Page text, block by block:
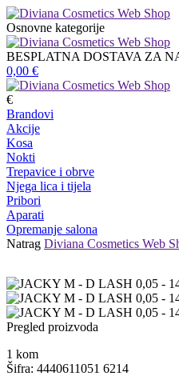
Osnovne kategorije
BESPLATNA DOSTAVA ZA
0,00 €
€
Brandovi
Akcije
Kosa
Nokti
Trepavice i obrve
Njega lica i tijela
Pribori
Aparati
Opremanje salona
Natrag Diviana Cosmetics Web
Pregled proizvoda
1 kom
Šifra: 4440611051 6214